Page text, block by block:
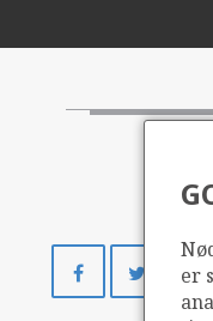
på
Facebook
Del
på
er